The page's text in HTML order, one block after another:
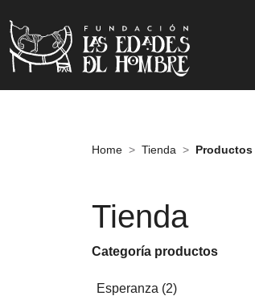
Home Tienda Productos
Tienda
Categoría productos
Esperanza 22